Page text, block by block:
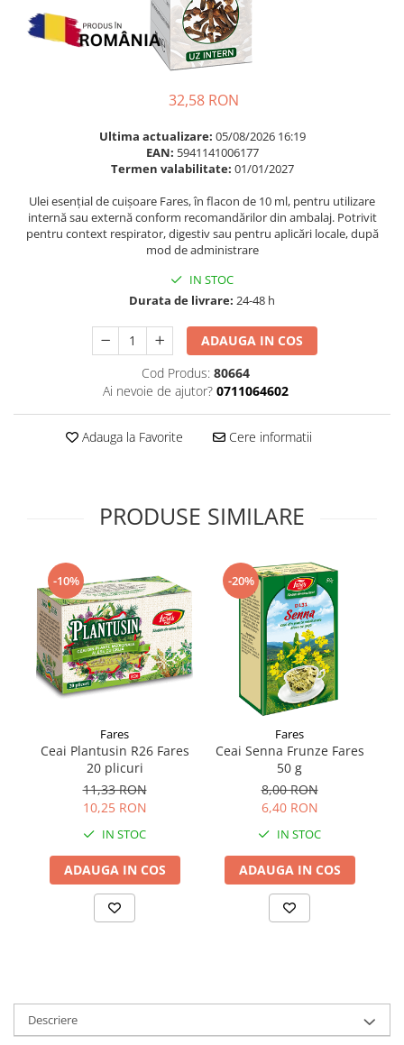
Omega 3
Sanatate urinara
Sistemul respirator
Slabire si control greutate
Somn stres si anxietate
Supliment Magneziu
Supliment Vitamina C
Supliment Vitamina D3
Supliment Vitamina E
Vitamine si minerale
Ingrijire par
Balsam masca si tratament
Produse cu SPF Pentru Fata
32,58 RON
Ultima actualizare: 05/08/2026 16:19
EAN: 5941141006177
Termen valabilitate: 01/01/2027
Ulei esențial de cuișoare Fares, în flacon de 10 ml, pentru utilizare
internă sau externă conform recomandărilor din ambalaj. Potrivit
pentru context respirator, digestiv sau pentru aplicări locale, după
mod de administrare
IN STOC
Durata de livrare: 24-48 h
ADAUGA IN COS
Cod Produs: 80664
Ai nevoie de ajutor? 0711064602
Adauga la Favorite Cere informatii
PRODUSE SIMILARE
-10%
Fares
Ceai Plantusin R26 Fares
20 plicuri
11,33 RON
10,25 RON
IN STOC
ADAUGA IN COS
-20%
Fares
Ceai Senna Frunze Fares
50 g
8,00 RON
6,40 RON
IN STOC
ADAUGA IN COS
Descriere